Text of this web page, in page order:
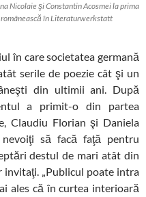
Nicolaie şi Constantin Acosmei la prima
românească în Literaturwerkstatt
în care societatea germană
serile de poezie cât şi un
din ultimii ani. După
a primit-o din partea
Claudiu Florian şi Daniela
să facă faţă pentru
destul de mari atât din
„Publicul poate intra
ales că în curtea interioară